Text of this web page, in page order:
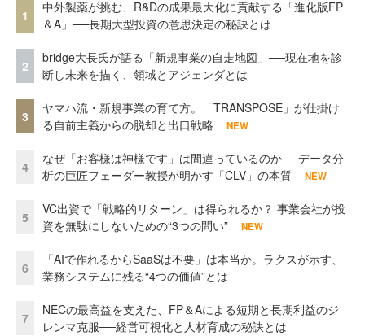
1
中外製薬が挑む、R&Dの成果最大化に貢献する「進化版FP
＆A」──長期大型投資の意思決定の秘訣とは
2
bridge大長氏が語る「新規事業の自走地図」──現在地を診
断し未来を描く、領域とアジェンダとは
3
ヤマハ流・新規事業の育て方。「TRANSPOSE」が仕掛け
る自前主義からの脱却と出口戦略
NEW
4
なぜ「お客様は神様です」は間違っているのか──データ分
析の巨匠フェーダー教授が明かす「CLV」の本質
NEW
5
VC出資で「戦略的リターン」は得られるか？ 事業会社が投
資を無駄にしないための“3つの問い”
NEW
6
「AIで作れるからSaaSは不要」は本当か。ラクスが示す、
業務システムに残る“4つの価値”とは
7
NECの最高益を支えた、FP＆Aによる短期と長期利益のジ
レンマ克服──経営可視化と人材育成の秘訣とは